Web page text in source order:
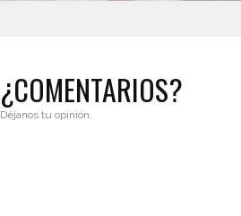
¿COMENTARIOS?
Déjanos tu opinión.